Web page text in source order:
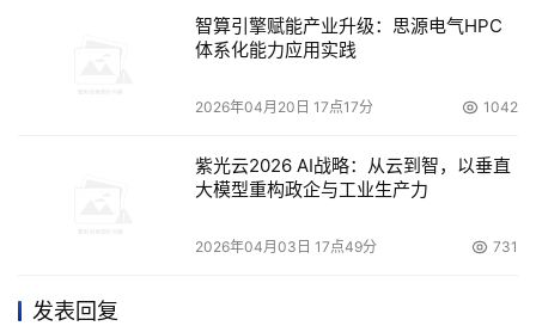
建高速公路，阵列厂商驾驶汽车”。这种模式首先得到EMC
的响应，EMC发布的Invista虚拟化解决方案就是基于这种
本文来源于DOIT传媒，文章内容仅供参考，不构成投资建议。
智算引擎赋能产业升级：思源电气HPC
体系化能力应用实践
2026年04月20日 17点17分 1042
紫光云2026 AI战略：从云到智，以垂直
大模型重构政企与工业生产力
2026年04月03日 17点49分 731
发表回复